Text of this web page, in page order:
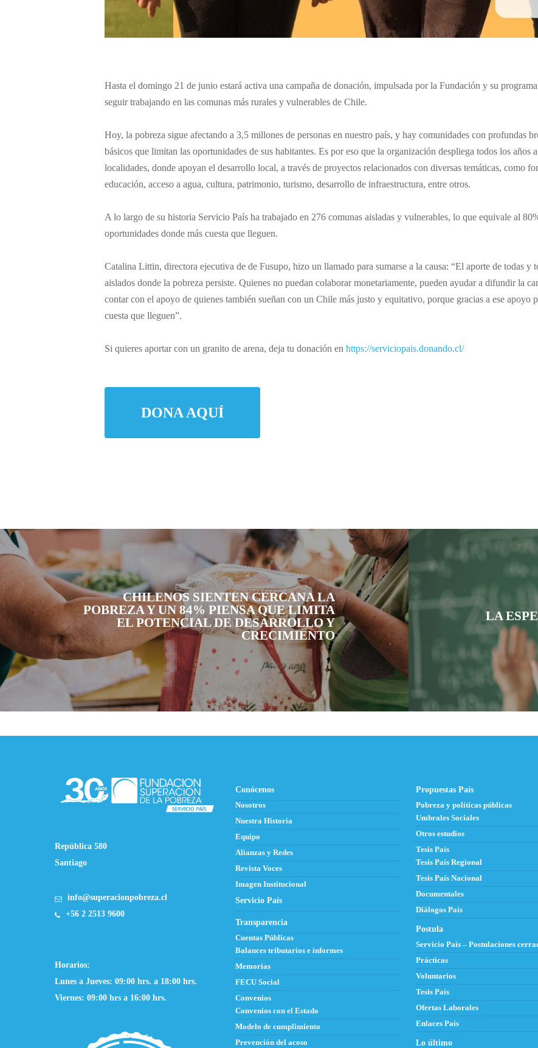
Hasta el domingo 21 de junio estará activa una campaña de donación, impulsada por la Fundación y su
seguir trabajando en las comunas más rurales y vulnerables de Chile.
Hoy, la pobreza sigue afectando a 3,5 millones de personas en nuestro país, y hay comunidades con profundas
básicos que limitan las oportunidades de sus habitantes. Es por eso que la organización despliega todos los años
localidades, donde apoyan el desarrollo local, a través de proyectos relacionados con diversas temáticas, como
educación, acceso a agua, cultura, patrimonio, turismo, desarrollo de infraestructura, entre otros.
A lo largo de su historia Servicio País ha trabajado en 276 comunas aisladas y vulnerables, lo que equivale al
oportunidades donde más cuesta que lleguen.
Catalina Littin, directora ejecutiva de de Fusupo, hizo un llamado para sumarse a la causa: “El aporte de todas y
aislados donde la pobreza persiste. Quienes no puedan colaborar monetariamente, pueden ayudar a difundir la
contar con el apoyo de quienes también sueñan con un Chile más justo y equitativo, porque gracias a ese apoyo
cuesta que lleguen”.
Si quieres aportar con un granito de arena, deja tu donación enhttps://serviciopais.donando.cl/
DONA AQUÍ
CHILENOS SIENTEN CERCANA LA
POBREZA Y UN 84% PIENSA QUE LIMITA
EL POTENCIAL DE DESARROLLO Y
CRECIMIENTO
LA
República 580
Santiago
info@superacionpobreza.cl
+56 2 2513 9600
Horarios:
Lunes a Jueves: 09:00 hrs. a 18:00 hrs.
Viernes: 09:00 hrs a 16:00 hrs.
Conócenos
Nosotros
Nuestra Historia
Equipo
Alianzas y Redes
Revista Voces
Imagen Institucional
Servicio País
Transparencia
Cuentas Públicas
Balances tributarios e informes
Memorias
FECU Social
Convenios
Convenios con el Estado
Modelo de cumplimiento
Prevención del acoso
Propuestas País
Pobreza y políticas públicas
Umbrales Sociales
Otros estudios
Tesis País
Tesis País Regional
Tesis País Nacional
Documentales
Diálogos País
Postula
Servicio País – Postulaciones
Prácticas
Voluntarios
Tesis País
Ofertas Laborales
Enlaces País
Lo último